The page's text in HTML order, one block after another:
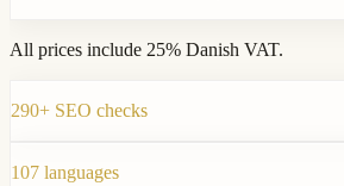
All prices include 25% Danish VAT.
290+ SEO checks
107 languages